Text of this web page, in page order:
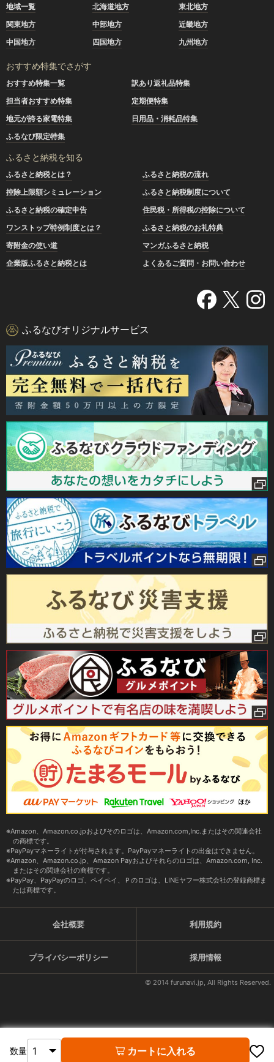
数量 カートに入れる
地域一覧 北海道地方
東北地方
関東地方
中部地方
近畿地方
中国地方
四国地方 九州地方
おすすめ特集でさがす
おすすめ特集一覧
訳あり返礼品特集
担当者おすすめ特集
定期便特集
地元が誇る家電特集
日用品・消耗品特集
ふるなび限定特集
ふるさと納税を知る
ふるさと納税とは？
ふるさと納税の流れ
控除上限額シミュレーション
ふるさと納税制度について
ふるさと納税の確定申告
住民税・所得税の控除について
ワンストップ特例制度とは？
ふるさと納税のお礼特典
寄附金の使い道
マンガふるさと納税
企業版ふるさと納税とは
よくあるご質問・お問い合わせ
ふるなびオリジナルサービス
Amazon、Amazon.co.jpおよびそのロゴは、Amazon.com,Inc.またはその関連会社
の商標です。
PayPayマネーライトが付与されます。PayPayマネーライトの出金はできません。
Amazon、Amazon.co.jp、Amazon Payおよびそれらのロゴは、Amazon.com, Inc.
またはその関連会社の商標です。
PayPay、PayPayのロゴ、ペイペイ、Ｐのロゴは、LINEヤフー株式会社の登録商標ま
たは商標です。
会社概要 利用規約
プライバシーポリシー 採用情報
© 2014 furunavi.jp, All Rights Reserved.